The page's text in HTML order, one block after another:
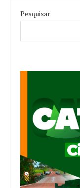
Pesquisar